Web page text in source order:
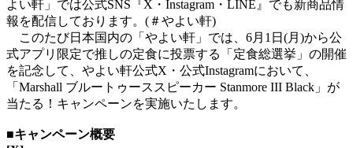
よい軒」では公式SNS『X・Instagram・LINE』でも新商品情
報を配信しております。(＃やよい軒)
このたび日本国内の「やよい軒」では、6月1日(月)から公
式アプリ限定で推しの定食に投票する「定食総選挙」の開催
を記念して、やよい軒公式X・公式Instagramにおいて、
「Marshall ブルートゥーススピーカー Stanmore III Black」が
当たる！キャンペーンを実施いたします。
■キャンペーン概要